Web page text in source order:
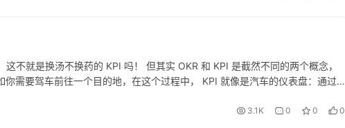
不就是换汤不换药的 KPI 吗！ 但其实 OKR 和 KPI 是截然不同的两个概念，
需要驾车前往一个目的地，在这个过程中， KPI 就像是汽车的仪表盘：通过
3.1K 0 0 0